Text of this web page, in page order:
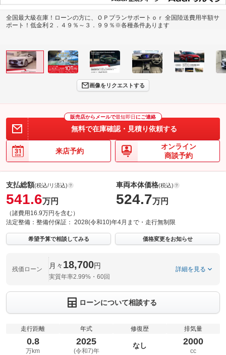
全国最大級在庫！ローンの方に、ＯＰプランサポートｏｒ 全国陸送費用半額サ
ポート！低金利２．４９％～３．９９％※各種条件あります
画像をリクエストする
販売店からメールで最短即日 にご連絡
無料で在庫確認・見積り依頼する
来店予約
オンライン
商談予約
支払総額(税込/リ済込)
541.6万円
（諸費用16.9万円を含む）
車両本体価格(税込)
524.7万円
法定整備： 整備付保証： 2028(令和10)年4月まで・走行無制限
希望予算で相談してみる 価格変更をお知らせ
残価ローン 月々 18,700円
実質年率2.99%・60回
詳細を見る
ローンについて相談する
走行距離
0.8
万km
年式
2025
(令和7)年
修復歴
なし
排気量
2000
cc